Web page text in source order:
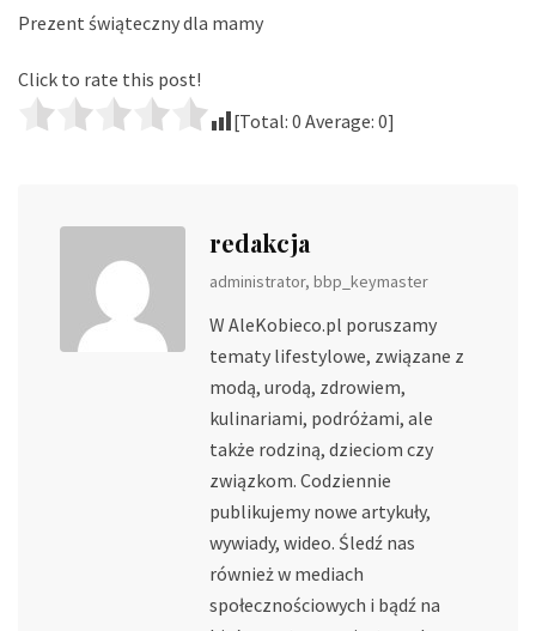
Prezent świąteczny dla mamy
Click to rate this post!
[Total: 0 Average: 0]
redakcja
administrator, bbp_keymaster
W AleKobieco.pl poruszamy
tematy lifestylowe, związane z
modą, urodą, zdrowiem,
kulinariami, podróżami, ale
także rodziną, dzieciom czy
związkom. Codziennie
publikujemy nowe artykuły,
wywiady, wideo. Śledź nas
również w mediach
społecznościowych i bądź na